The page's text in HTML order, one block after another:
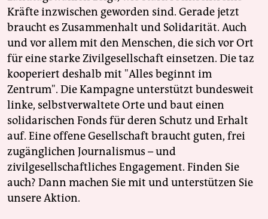
Kräfte inzwischen geworden sind. Gerade jetzt
braucht es Zusammenhalt und Solidarität. Auch
und vor allem mit den Menschen, die sich vor Ort
für eine starke Zivilgesellschaft einsetzen. Die taz
kooperiert deshalb mit "Alles beginnt im
Zentrum". Die Kampagne unterstützt bundesweit
linke, selbstverwaltete Orte und baut einen
solidarischen Fonds für deren Schutz und Erhalt
auf. Eine offene Gesellschaft braucht guten, frei
zugänglichen Journalismus – und
zivilgesellschaftliches Engagement. Finden Sie
auch? Dann machen Sie mit und unterstützen Sie
unsere Aktion.